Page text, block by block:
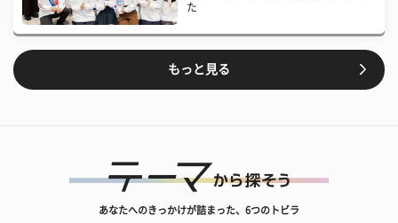
た
もっと見る
あなたへのきっかけが詰まった、6つのトビラ